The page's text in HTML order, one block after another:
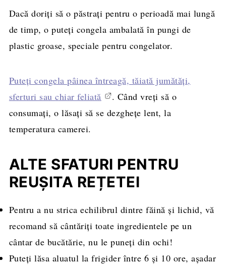
Dacă doriți să o păstrați pentru o perioadă mai lungă
de timp, o puteți congela ambalată în pungi de
plastic groase, speciale pentru congelator.
Puteți congela pâinea întreagă, tăiată jumătăți,
sferturi sau chiar feliată
. Când vreți să o
consumați, o lăsați să se dezghețe lent, la
temperatura camerei.
ALTE SFATURI PENTRU
REUȘITA REȚETEI
Pentru a nu strica echilibrul dintre făină și lichid, vă
recomand să cântăriți toate ingredientele pe un
cântar de bucătărie, nu le puneți din ochi!
Puteți lăsa aluatul la frigider între 6 și 10 ore, așadar